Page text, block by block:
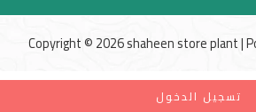
Copyright © 2026 shaheen store plant |
تسجيل الدخول